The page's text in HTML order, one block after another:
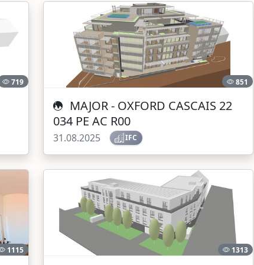
719 851
MAJOR - OXFORD CASCAIS 22
034 PE AC R00
31.08.2025 IFC
1115 1313